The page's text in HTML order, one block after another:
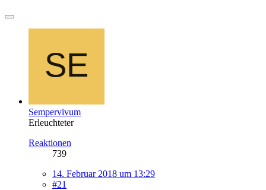
Sempervivum
Erleuchteter
Reaktionen
739
14. Februar 2018 um 13:29
#21